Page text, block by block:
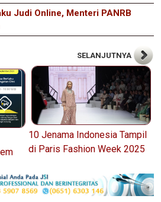
Judi Online, Menteri PANRB
SELANJUTNYA
10 Jenama Indonesia Tampil
di Paris Fashion Week 2025